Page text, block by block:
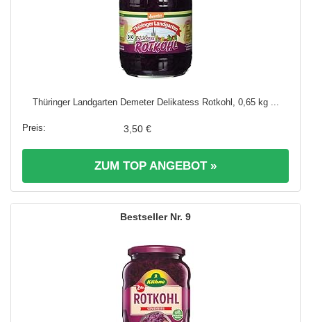
Thüringer Landgarten Demeter Delikatess Rotkohl, 0,65 kg ...
3,50 €
ZUM TOP ANGEBOT »
9